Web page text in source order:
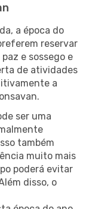
a época do
reservar
e sossego e
de atividades
a
ser uma
também
muito mais
poderá evitar
disso, o